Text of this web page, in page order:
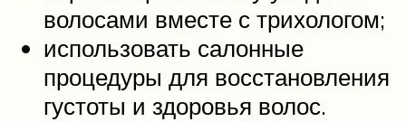
волосами вместе с трихологом;
использовать салонные
процедуры для восстановления
густоты и здоровья волос.